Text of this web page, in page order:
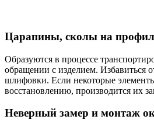
Царапины, сколы на
Образуются в процессе
обращении с изделием.
шлифовки. Если некоторые
восстановлению, производится их
Неверный замер и монтаж